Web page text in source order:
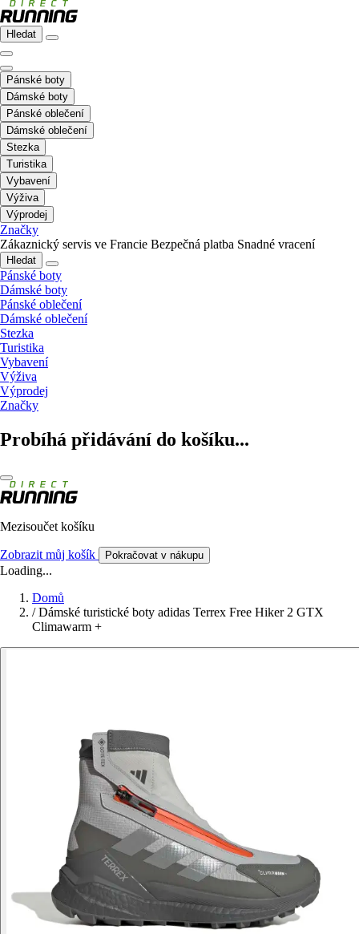
Hledat
Pánské boty
Dámské boty
Pánské oblečení
Dámské oblečení
Stezka
Turistika
Vybavení
Výživa
Výprodej
Značky
Zákaznický servis ve Francie Bezpečná platba Snadné vracení
Hledat
Pánské boty
Dámské boty
Pánské oblečení
Dámské oblečení
Stezka
Turistika
Vybavení
Výživa
Výprodej
Značky
Probíhá přidávání do košíku...
Mezisoučet košíku
Zobrazit můj košík Pokračovat v nákupu
Loading...
Domů
/ Dámské turistické boty adidas Terrex Free Hiker 2 GTX
Climawarm +